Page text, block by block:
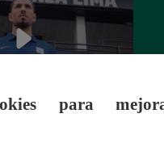
a Sergio Peña
para